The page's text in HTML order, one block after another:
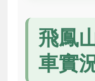
飛鳳
車實